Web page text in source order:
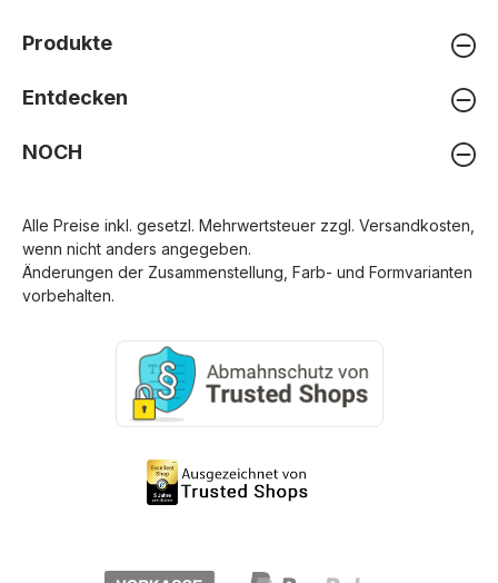
Produkte
Entdecken
NOCH
Alle Preise inkl. gesetzl. Mehrwertsteuer zzgl. Versandkosten
wenn nicht anders angegeben.
Änderungen der Zusammenstellung, Farb- und Formvarianten
vorbehalten.